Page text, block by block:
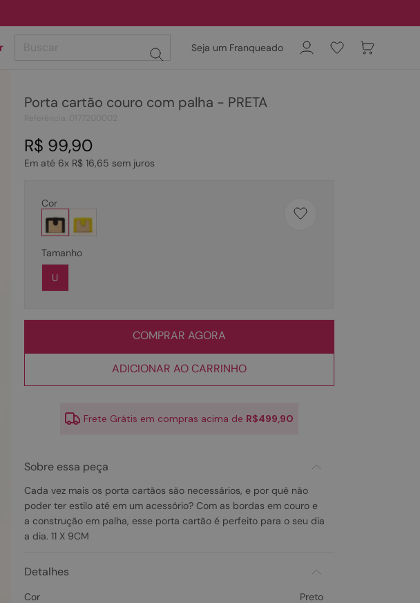
Seja um Franqueado
Porta cartão couro com palha - PRETA
R$ 99,90
Em até 6x R$ 16,65 sem juros
Cor
Tamanho
U
COMPRAR AGORA
ADICIONAR AO CARRINHO
Frete Grátis em compras acima de R$499,90
Sobre essa peça
Cada vez mais os porta cartãos são necessários, e por quê não
poder ter estilo até em um acessório? Com as bordas em couro e
a construção em palha, esse porta cartão é perfeito para o seu dia
a dia. 11 X 9CM
Detalhes
Cor
Preto